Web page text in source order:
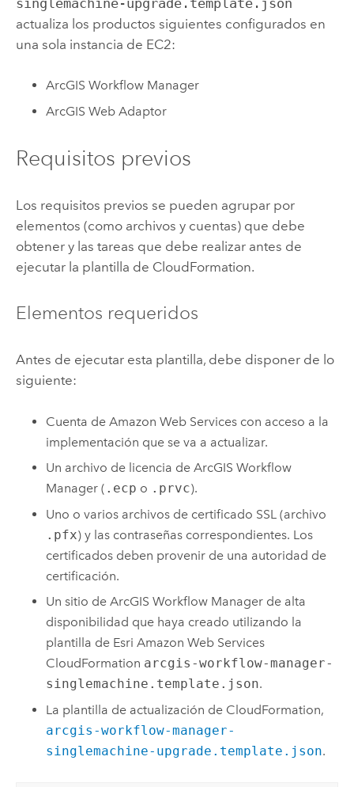
actualiza los productos siguientes configurados en
una sola instancia de EC2:
ArcGIS Workflow Manager
ArcGIS Web Adaptor
Requisitos previos
Los requisitos previos se pueden agrupar por
elementos (como archivos y cuentas) que debe
obtener y las tareas que debe realizar antes de
ejecutar la plantilla de CloudFormation.
Elementos requeridos
Antes de ejecutar esta plantilla, debe disponer de lo
siguiente:
Cuenta deAmazon Web Services con acceso a la
implementación que se va a actualizar.
Un archivo de licencia deArcGIS Workflow
Manager ( .ecp o .prvc).
Uno o varios archivos de certificado SSL (archivo
.pfx) y las contraseñas correspondientes. Los
certificados deben provenir de una autoridad de
certificación.
Un sitio deArcGIS Workflow Manager de alta
disponibilidad que haya creado utilizando la
plantilla de Esri Amazon Web Services
CloudFormation arcgis-workflow-manager-
singlemachine.template.json.
La plantilla de actualización de CloudFormation,
arcgis-workflow-manager-
singlemachine-upgrade.template.json.